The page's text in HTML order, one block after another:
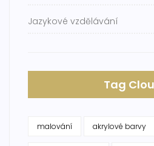
Jazykové vzdělávání
Tag
malování akrylové barvy